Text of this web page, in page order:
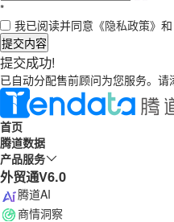
*
我已阅读并同意 《隐私政策》 和
提交内容
提交成功!
已自动分配售前顾问为您服务。
首页
腾道数据
产品服务
外贸通V6.0
腾道AI
商情洞察